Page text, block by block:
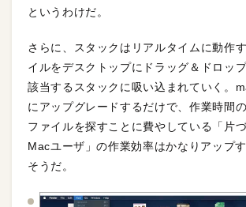
というわけだ。
さらに、スタックはリアルタイムに動作
イルをデスクトップにドラッグ＆ドロッ
該当するスタックに吸い込まれていく。
にアップグレードするだけで、作業時間
ファイルを探すことに費やしている「片
Macユーザ」の作業効率はかなりアップ
そうだ。